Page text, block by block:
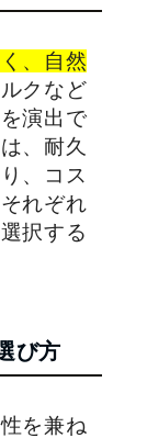
、自然
クなど
演出で
、耐久
、コス
れぞれ
択する
び方
を兼ね